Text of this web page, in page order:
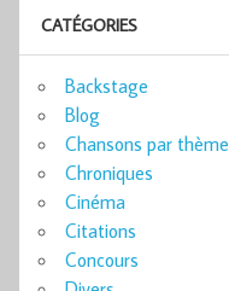
CATÉGORIES
Backstage
Blog
Chansons par thème
Chroniques
Cinéma
Citations
Concours